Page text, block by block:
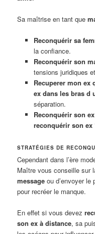
Sa maîtrise en tant que
Reconquérir sa
la confiance.
Reconquérir son
tensions juridiques
Recuperer mon ex
ex dans les bras d
séparation.
Reconquérir son
reconquérir son ex
STRATÉGIES DE
Cependant dans l’ère
Maître vous conseille sur
message ou d’envoyer
pour recréer le manque.
En effet si vous devez
son ex à distance, sa